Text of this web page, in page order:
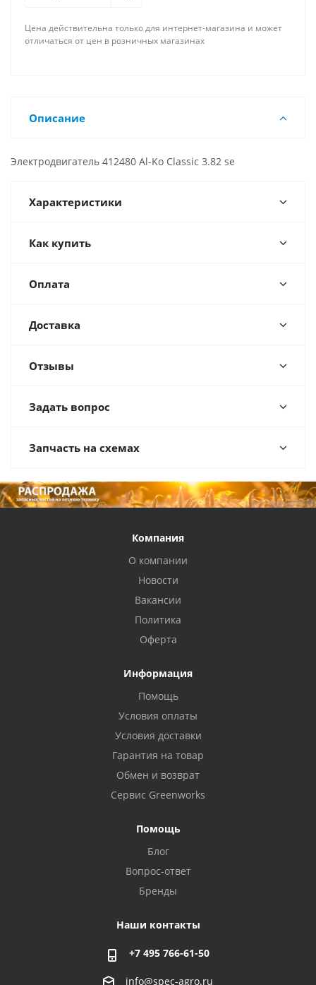
Цена действительна только для интернет-магазина и может
отличаться от цен в розничных магазинах
Описание
Электродвигатель 412480 Al-Ko Сlassic 3.82 se
Характеристики
Как купить
Оплата
Доставка
Отзывы
Задать вопрос
Запчасть на схемах
Компания
О компании
Новости
Вакансии
Политика
Оферта
Информация
Помощь
Условия оплаты
Условия доставки
Гарантия на товар
Обмен и возврат
Сервис Greenworks
Помощь
Блог
Вопрос-ответ
Бренды
Наши контакты
+7 495 766-61-50
info@spec-agro.ru